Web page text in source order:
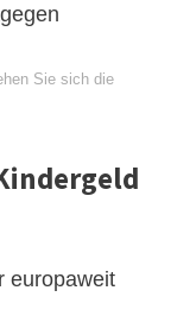
Sie sich die
europaweit